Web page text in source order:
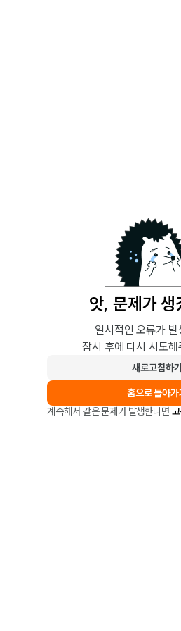
앗, 문제가 생
일시적인 오류가 발
잠시 후에 다시 시도
새로고침하기
홈으로 돌아가
계속해서 같은 문제가 발생한다면